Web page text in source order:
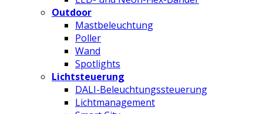
Outdoor
Mastbeleuchtung
Poller
Wand
Spotlights
Lichtsteuerung
DALI-Beleuchtungssteuerung
Lichtmanagement